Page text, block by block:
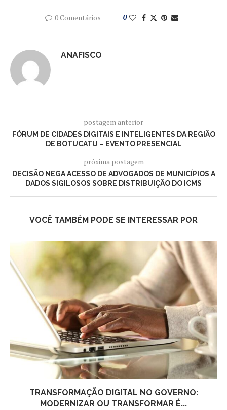
0 Comentários 0
ANAFISCO
postagem anterior
FÓRUM DE CIDADES DIGITAIS E INTELIGENTES DA REGIÃO
DE BOTUCATU – EVENTO PRESENCIAL
próxima postagem
DECISÃO NEGA ACESSO DE ADVOGADOS DE MUNICÍPIOS A
DADOS SIGILOSOS SOBRE DISTRIBUIÇÃO DO ICMS
VOCÊ TAMBÉM PODE SE INTERESSAR POR
TRANSFORMAÇÃO DIGITAL NO GOVERNO:
MODERNIZAR OU TRANSFORMAR É...